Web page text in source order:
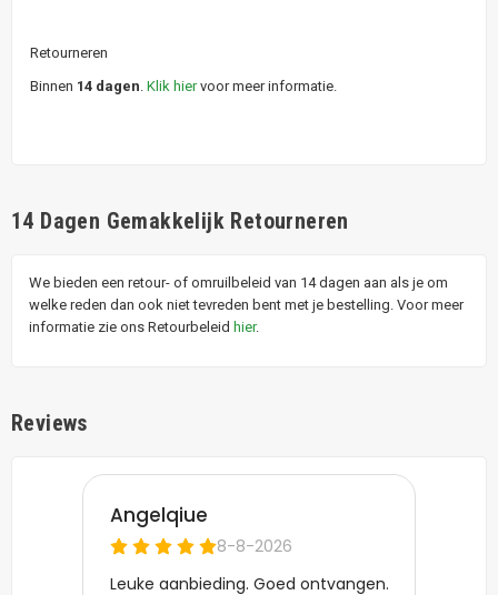
Retourneren
Binnen 14 dagen Klik hiervoor meer informatie.
14 Dagen Gemakkelijk Retourneren
We bieden een retour- of omruilbeleid van 14 dagen aan als je om
welke reden dan ook niet tevreden bent met je bestelling. Voor meer
informatie zie ons Retourbeleid hier.
Reviews